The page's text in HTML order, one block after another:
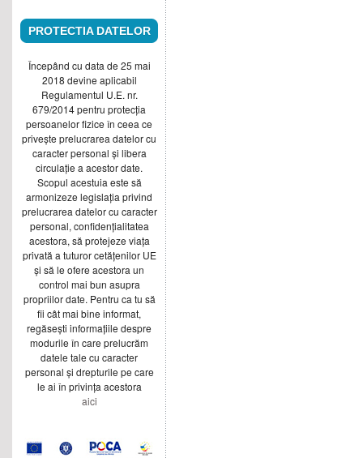
PROTECTIA DATELOR
Începând cu data de 25 mai
2018 devine aplicabil
Regulamentul U.E. nr.
679/2014 pentru protecția
persoanelor fizice în ceea ce
privește prelucrarea datelor cu
caracter personal și libera
circulație a acestor date.
Scopul acestuia este să
armonizeze legislația privind
prelucrarea datelor cu caracter
personal, confidențialitatea
acestora, să protejeze viața
privată a tuturor cetățenilor UE
și să le ofere acestora un
control mai bun asupra
propriilor date. Pentru ca tu să
fii cât mai bine informat,
regăsești informațiile despre
modurile în care prelucrăm
datele tale cu caracter
personal și drepturile pe care
le ai în privința acestora
aici